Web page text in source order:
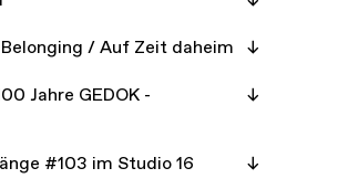
/ Auf Zeit daheim
Jahre GEDOK -
#103 im Studio 16